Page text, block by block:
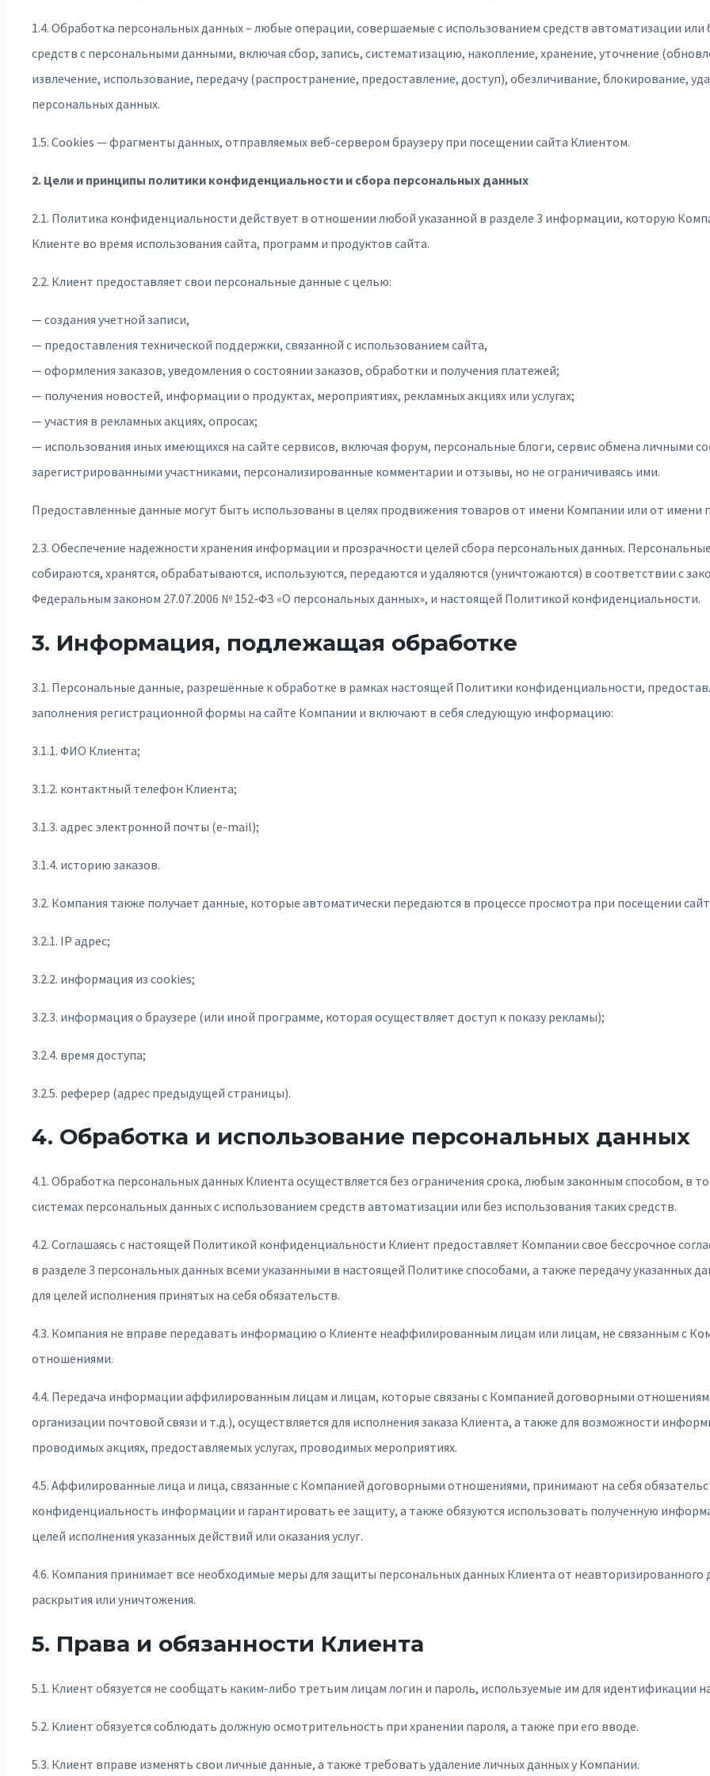
1.4. Обработка персональных данных – любые операции, совершаемые с использованием средств автоматизации или
средств с персональными данными, включая сбор, запись, систематизацию, накопление, хранение, уточнение
извлечение, использование, передачу (распространение, предоставление, доступ), обезличивание, блокирование,
персональных данных.
1.5. Cookies — фрагменты данных, отправляемых веб-сервером браузеру при посещении сайта Клиентом.
2. Цели и принципы политики конфиденциальности и сбора персональных данных
2.1. Политика конфиденциальности действует в отношении любой указанной в разделе 3 информации, которую
Клиенте во время использования сайта, программ и продуктов сайта.
2.2. Клиент предоставляет свои персональные данные с целью:
— создания учетной записи,
— предоставления технической поддержки, связанной с использованием сайта,
— оформления заказов, уведомления о состоянии заказов, обработки и получения платежей;
— получения новостей, информации о продуктах, мероприятиях, рекламных акциях или услугах;
— участия в рекламных акциях, опросах;
— использования иных имеющихся на сайте сервисов, включая форум, персональные блоги, сервис обмена личными
зарегистрированными участниками, персонализированные комментарии и отзывы, но не ограничиваясь ими.
Предоставленные данные могут быть использованы в целях продвижения товаров от имени Компании или от имени
2.3. Обеспечение надежности хранения информации и прозрачности целей сбора персональных данных.
собираются, хранятся, обрабатываются, используются, передаются и удаляются (уничтожаются) в соответствии с
Федеральным законом 27.07.2006 № 152-ФЗ «О персональных данных», и настоящей Политикой конфиденциальности.
3. Информация, подлежащая обработке
3.1. Персональные данные, разрешённые к обработке в рамках настоящей Политики конфиденциальности,
заполнения регистрационной формы на сайте Компании и включают в себя следующую информацию:
3.1.1. ФИО Клиента;
3.1.2. контактный телефон Клиента;
3.1.3. адрес электронной почты (e-mail);
3.1.4. историю заказов.
3.2. Компания также получает данные, которые автоматически передаются в процессе просмотра при посещении
3.2.1. IP адрес;
3.2.2. информация из cookies;
3.2.3. информация о браузере (или иной программе, которая осуществляет доступ к показу рекламы);
3.2.4. время доступа;
3.2.5. реферер (адрес предыдущей страницы).
4. Обработка и использование персональных данных
4.1. Обработка персональных данных Клиента осуществляется без ограничения срока, любым законным способом, в
системах персональных данных с использованием средств автоматизации или без использования таких средств.
4.2. Соглашаясь с настоящей Политикой конфиденциальности Клиент предоставляет Компании свое бессрочное
в разделе 3 персональных данных всеми указанными в настоящей Политике способами, а также передачу указанных
для целей исполнения принятых на себя обязательств.
4.3. Компания не вправе передавать информацию о Клиенте неаффилированным лицам или лицам, не связанным с
отношениями.
4.4. Передача информации аффилированным лицам и лицам, которые связаны с Компанией договорными
организации почтовой связи и т.д.), осуществляется для исполнения заказа Клиента, а также для возможности
проводимых акциях, предоставляемых услугах, проводимых мероприятиях.
4.5. Аффилированные лица и лица, связанные с Компанией договорными отношениями, принимают на себя
конфиденциальность информации и гарантировать ее защиту, а также обязуются использовать полученную
целей исполнения указанных действий или оказания услуг.
4.6. Компания принимает все необходимые меры для защиты персональных данных Клиента от неавторизированного
раскрытия или уничтожения.
5. Права и обязанности Клиента
5.1. Клиент обязуется не сообщать каким-либо третьим лицам логин и пароль, используемые им для идентификации
5.2. Клиент обязуется соблюдать должную осмотрительность при хранении пароля, а также при его вводе.
5.3. Клиент вправе изменять свои личные данные, а также требовать удаление личных данных у Компании.